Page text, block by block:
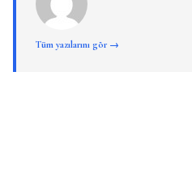
Tüm yazılarını gör →